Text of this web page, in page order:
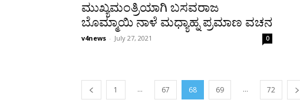
ಮುಖ್ಯಮಂತ್ರಿಯಾಗಿ ಬಸವರಾಜ
ಬೊಮ್ಮಾಯಿ ನಾಳೆ ಮಧ್ಯಾಹ್ನ ಪ್ರಮಾಣ ವಚನ
v4news - July 27, 2021 0
1 ... 67 68 69 ... 72